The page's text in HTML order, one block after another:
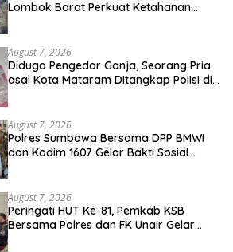
Lombok Barat Perkuat Ketahanan
August 7, 2026
Diduga Pengedar Ganja, Seorang Pria
asal Kota Mataram Ditangkap Polisi di
August 7, 2026
Polres Sumbawa Bersama DPP BMWI
dan Kodim 1607 Gelar Bakti Sosial
August 7, 2026
Peringati HUT Ke-81, Pemkab KSB
Bersama Polres dan FK Unair Gelar